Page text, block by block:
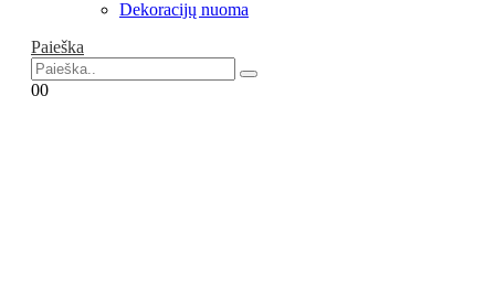
Dekoracijų nuoma
Paieška
00